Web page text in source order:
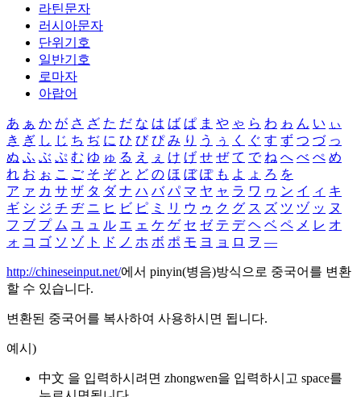
라틴문자
러시아문자
단위기호
일반기호
로마자
아랍어
あ ぁ か が さ ざ た だ な は ば ぱ ま や ゃ ら わ ゎ ん い ぃ
き ぎ し じ ち ぢ に ひ び ぴ み り う ぅ く ぐ す ず つ づ っ
ぬ ふ ぶ ぷ む ゆ ゅ る え ぇ け げ せ ぜ て で ね へ べ ぺ め
れ お ぉ こ ご そ ぞ と ど の ほ ぼ ぽ も よ ょ ろ を
ア ァ カ サ ザ タ ダ ナ ハ バ パ マ ヤ ャ ラ ワ ヮ ン イ ィ キ
ギ シ ジ チ ヂ ニ ヒ ビ ピ ミ リ ウ ゥ ク グ ス ズ ツ ヅ ッ ヌ
フ ブ プ ム ユ ュ ル エ ェ ケ ゲ セ ゼ テ デ ヘ ベ ペ メ レ オ
ォ コ ゴ ソ ゾ ト ド ノ ホ ボ ポ モ ヨ ョ ロ ヲ ―
http://chineseinput.net/에서 pinyin(병음)방식으로 중국어를 변환
할 수 있습니다.
변환된 중국어를 복사하여 사용하시면 됩니다.
예시)
中文 을 입력하시려면 zhongwen을 입력하시고 space를